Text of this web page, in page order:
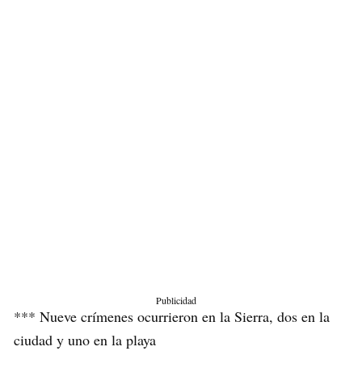
Publicidad
*** Nueve crímenes ocurrieron en la Sierra, dos en la
ciudad y uno en la playa